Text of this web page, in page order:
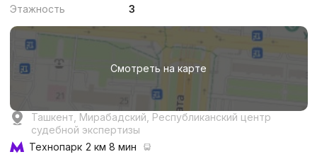
Этажность
3
Смотреть на карте
Ташкент, Мирабадский, Республиканский центр
судебной экспертизы
Технопарк 2 км 8 мин